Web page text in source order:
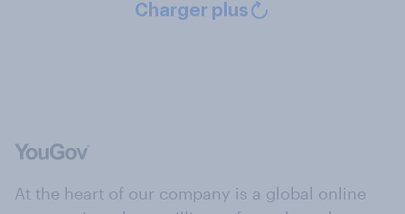
Charger plus
At the heart of our company is a global online